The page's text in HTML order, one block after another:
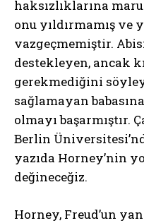
haksızlıklarına
onu yıldırmamış
vazgeçmemiştir.
destekleyen, ancak
gerekmediğini
sağlamayan
olmayı başarmıştır.
Berlin
yazıda Horney’nin
değineceğiz.
Horney, Freud’un